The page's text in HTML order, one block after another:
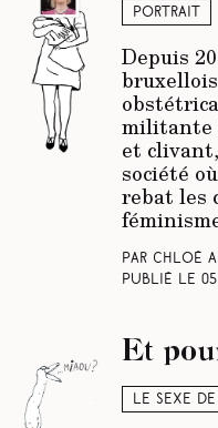
Portrait
Depuis
militante
et
société
rebat les
Par Chloé
Publié le
Le sexe
Et